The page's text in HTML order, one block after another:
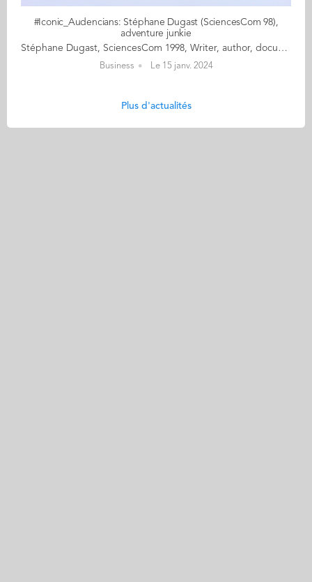
#Iconic_Audencians: Stéphane Dugast (SciencesCom 98),
adventure junkie
Stéphane Dugast, SciencesCom 1998, Writer, author, documentary filmmaker & reporter, Paris After graduating from SciencesCom in 1998, Stéphane Dugast quickly embarked on the adventure of the open sea by becoming a reporter for Cols Bleus, the magazine of the French Navy. Although he is a reporter, director, author and lecturer, we could also describe him as a storytelling explorer. Stéphane travels the world bringing home tales of adventure where, in the background, we catch a glimpse the exploits of explorers from Pytheas to Paul-Émile Victor, via Magellan and Jules Verne, who hardly ever left France but whose accounts of Extraordinary Voyages gave rise to so many callings, including Stéphane’s… In a nod to Arthur Rimbaud, one of the many heroes of his youth, we could describe Stéphane Dugast as a ``man with soles of wind``. When we ask him to go back to the sources of this appetite for the unknown, exoticism and the ends of the world, he takes us back to Nantes, between the river Loire and the Sillon de Bretagne, where the young Stéphane first felt the call of distant horizons. Read the full article here Audencia's Iconic Alumni For the third year in a row, we are delighted and proud to showcase 12 new profiles of Audencians from around the globe. The alumni that you will discover have very generously given up their time for an interview for which we are immensely grateful. Discover all the portraits here
Business Le 15 janv. 2024
Plus d'actualités